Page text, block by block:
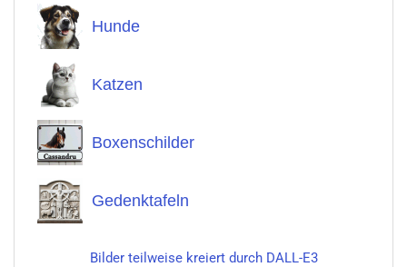
Hunde
Katzen
Boxenschilder
Gedenktafeln
Bilder teilweise kreiert durch DALL-E3